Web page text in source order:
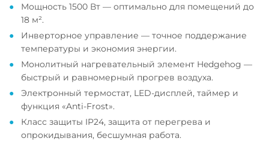
Мощность 1500 Вт — оптимально для помещений до
18 м².
Инверторное управление — точное поддержание
температуры и экономия энергии.
Монолитный нагревательный элемент Hedgehog —
быстрый и равномерный прогрев воздуха.
Электронный термостат, LED-дисплей, таймер и
функция «Anti-Frost».
Класс защиты IP24, защита от перегрева и
опрокидывания, бесшумная работа.